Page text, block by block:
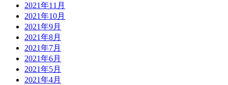
2021年11月
2021年10月
2021年9月
2021年8月
2021年7月
2021年6月
2021年5月
2021年4月